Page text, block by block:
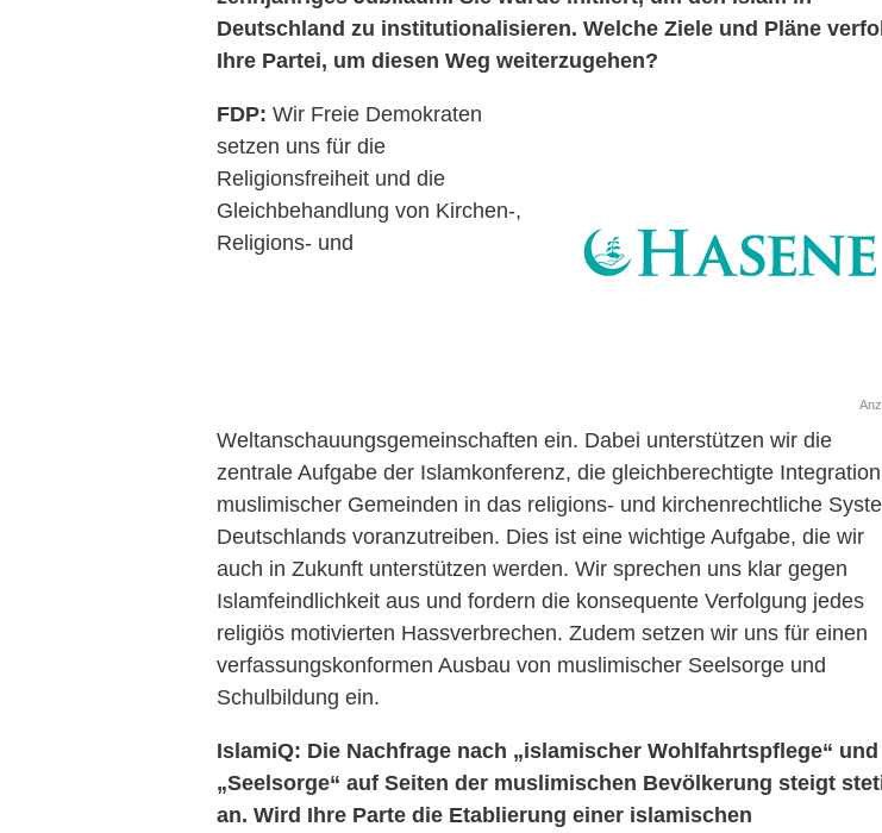
Deutschland zu institutionalisieren. Welche Ziele und Pläne
Ihre Partei, um diesen Weg weiterzugehen?
FDP: Wir Freie Demokraten
setzen uns für die
Religionsfreiheit und die
Gleichbehandlung von Kirchen-,
Religions- und
Weltanschauungsgemeinschaften ein. Dabei unterstützen wir die
zentrale Aufgabe der Islamkonferenz, die gleichberechtigte Integration
muslimischer Gemeinden in das religions- und kirchenrechtliche
Deutschlands voranzutreiben. Dies ist eine wichtige Aufgabe, die wir
auch in Zukunft unterstützen werden. Wir sprechen uns klar gegen
Islamfeindlichkeit aus und fordern die konsequente Verfolgung jedes
religiös motivierten Hassverbrechen. Zudem setzen wir uns für einen
verfassungskonformen Ausbau von muslimischer Seelsorge und
Schulbildung ein.
IslamiQ: Die Nachfrage nach „islamischer Wohlfahrtspflege“ und
„Seelsorge“ auf Seiten der muslimischen Bevölkerung steigt
an. Wird Ihre Parte die Etablierung einer islamischen